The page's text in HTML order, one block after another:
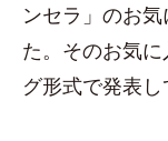
ンセラ」のお
た。そのお気
グ形式で発表し